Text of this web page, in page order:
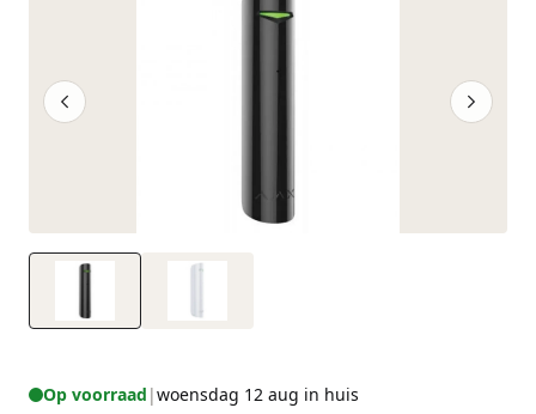
Op voorraad |woensdag 12 aug in huis